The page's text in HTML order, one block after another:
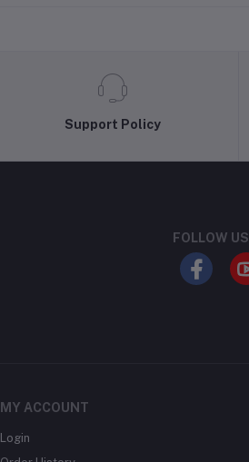
Support Policy
FOLLOW US
MY ACCOUNT
Login